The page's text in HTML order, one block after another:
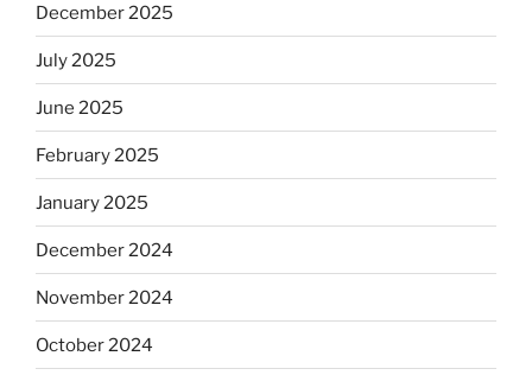
December 2025
July 2025
June 2025
February 2025
January 2025
December 2024
November 2024
October 2024